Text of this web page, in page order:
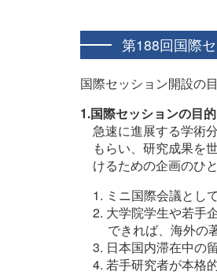
第188回国際
国際セッション開設の
1.国際セッションの目的
急速に進展する学術
もらい、研究成果を
けるための企画のひ
ミニ国際会議とし
大学院学生や若手
できれば、海外の
日本国内滞在中の
若手研究者が本格